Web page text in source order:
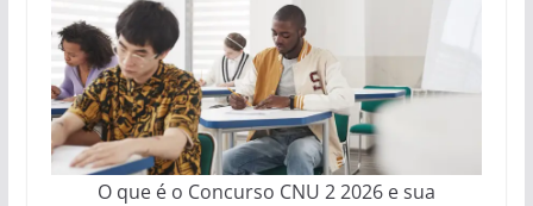
O que é o Concurso CNU 2 2026 e sua